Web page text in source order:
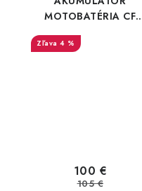
MOTOBATÉRIA CF
12V/30AH/ YTX30L-BS
4 %
100 €
105 €